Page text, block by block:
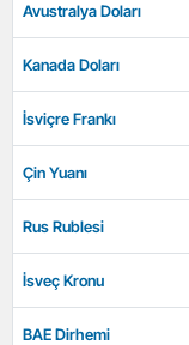
Avustralya Doları
Kanada Doları
İsviçre Frankı
Çin Yuanı
Rus Rublesi
İsveç Kronu
BAE Dirhemi